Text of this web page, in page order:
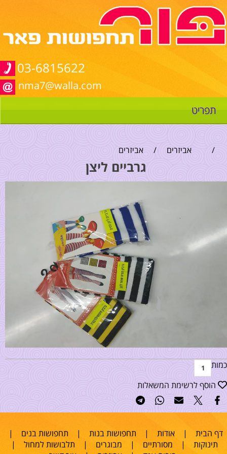
03-6815622
nma7@walla.com
תפריט
/ אביזרים / אביזרים
גרביים ליצן
כמות
הוסף לרשימת המשאלות
דף הבית |אודות | תחפושות בנות | תחפושות בנים |
תינוקות | מסורתיים | מבוגרים | תלבושות למחול |